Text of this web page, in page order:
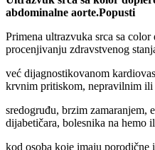
abdominalne aorte.Popusti
Primena ultrazvuka srca sa
procenjivanju zdravstvenog
već dijagnostikovanom
krvnim pritiskom, nepravilnim ili
sredogruđu, brzim zamaranjem,
dijabetičara, bolesnika na hemo
kod osoba koje imaju porodične